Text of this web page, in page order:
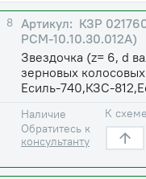
8
КЗР
РСМ-10.10.30.012А)
Звездочка (z= 6, d
зерновых
Есиль-740,КЗС-
Наличие
Обратитесь к
консультанту
К схеме